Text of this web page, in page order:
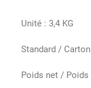
Unité : 3,4 KG
Standard /
Poids net / Poids